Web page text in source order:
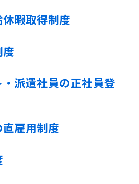
暇取得制度
派遣社員の正社員登
雇用制度